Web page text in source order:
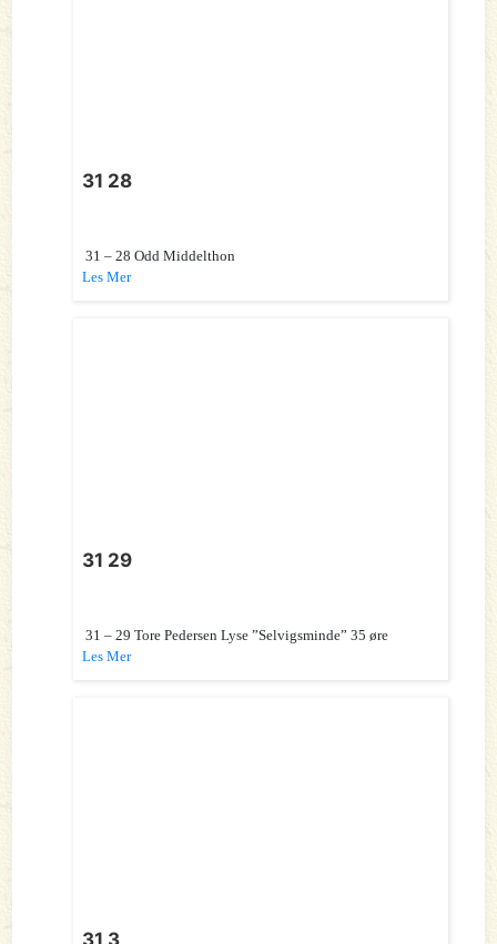
31 28
31 – 28 Odd Middelthon
Les Mer
31 29
31 – 29 Tore Pedersen Lyse ”Selvigsminde” 35 øre
Les Mer